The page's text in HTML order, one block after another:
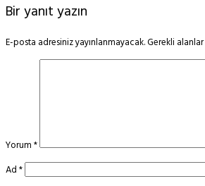
Bir yanıt yazın
E-posta adresiniz yayınlanmayacak.Gerekli alanlar
Yorum*
Ad*